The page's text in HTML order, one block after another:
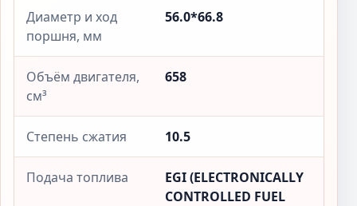
Диаметр и ход
поршня, мм
56.0*66.8
Объём двигателя,
см³
658
Степень сжатия 10.5
Подача топлива
EGI (ELECTRONICALLY
CONTROLLED FUEL